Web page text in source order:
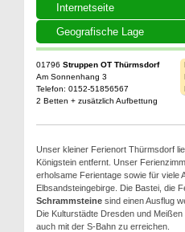
Internetseite
Geografische Lage
01796 Struppen OT Thürmsdorf
Am Sonnenhang 3
Telefon: 0152-51856567
2 Betten + zusätzlich Aufbettung
Unser kleiner Ferienort Thürmsdorf
Königstein entfernt. Unser
erholsame Ferientage sowie für viele
Elbsandsteingebirge. Die Bastei, die
Schrammsteine sind einen Ausflug
Die Kulturstädte Dresden und
auch mit der S-Bahn zu erreichen.